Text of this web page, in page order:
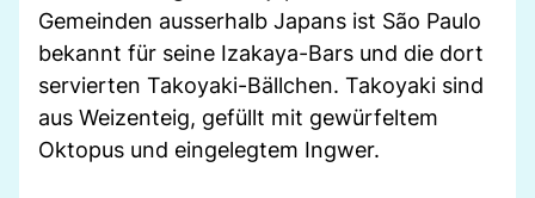
Gemeinden ausserhalb Japans ist São Paulo
bekannt für seine Izakaya-Bars und die dort
servierten Takoyaki-Bällchen. Takoyaki sind
aus Weizenteig, gefüllt mit gewürfeltem
Oktopus und eingelegtem Ingwer.